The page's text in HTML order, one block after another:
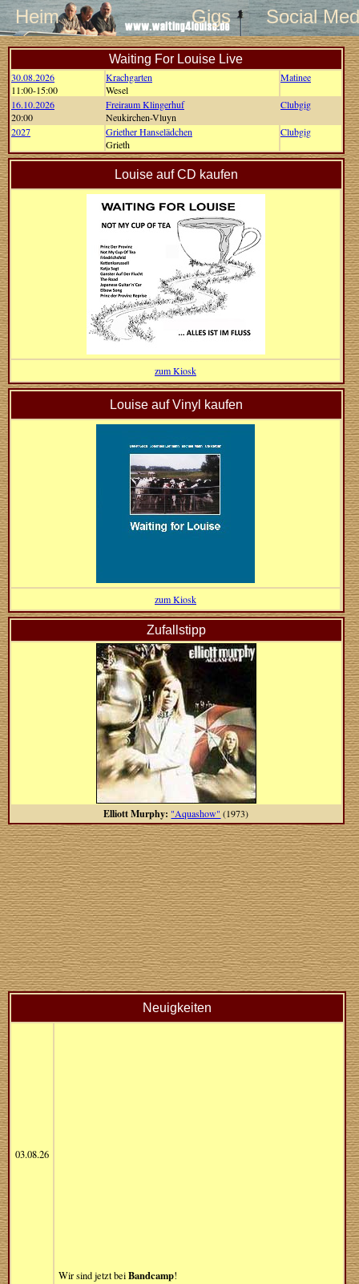
Heim Gigs Social
Waiting For Louise Live
30.08.2026
11:00-15:00
Krachgarten
Wesel
Matinee
16.10.2026
20:00
Freiraum Klingerhuf
Neukirchen-Vluyn
Clubgig
2027
Griether Hanselädchen
Grieth
Clubgig
Louise auf CD kaufen
zum Kiosk
Louise auf Vinyl kaufen
zum Kiosk
Zufallstipp
Elliott Murphy: "Aquashow" (1973)
Neuigkeiten
03.08.26
Wir sind jetzt beiBandcamp!